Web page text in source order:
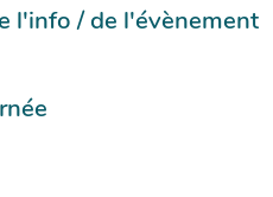
l'info / de l'évènement